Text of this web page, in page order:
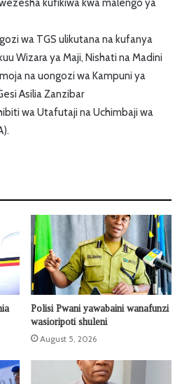
kufikiwa kwa malengo ya
wa TGS ulikutana na kufanya
Wizara ya Maji, Nishati na Madini
na uongozi wa Kampuni ya
Asilia Zanzibar
wa Utafutaji na Uchimbaji wa
Polisi Pwani yawabaini wanafunzi
wasioripoti shuleni
August 5, 2026